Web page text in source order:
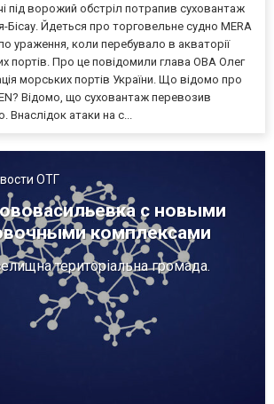
під ворожий обстріл потрапив суховантаж
Бісау. Йдеться про торговельне судно MERA
ураження, коли перебувало в акваторії
портів. Про це повідомили глава ОВА Олег
морських портів України. Що відомо про
Відомо, що суховантаж перевозив
Внаслідок атаки на с...
ОТГ
с новыми
комплексами
територіальна громада.